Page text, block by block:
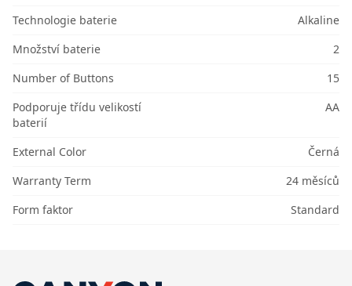
Technologie baterie
Alkaline
Množství baterie
2
Number of Buttons
15
Podporuje třídu velikostí
baterií
AA
External Color
Černá
Warranty Term
24 měsíců
Form faktor
Standard